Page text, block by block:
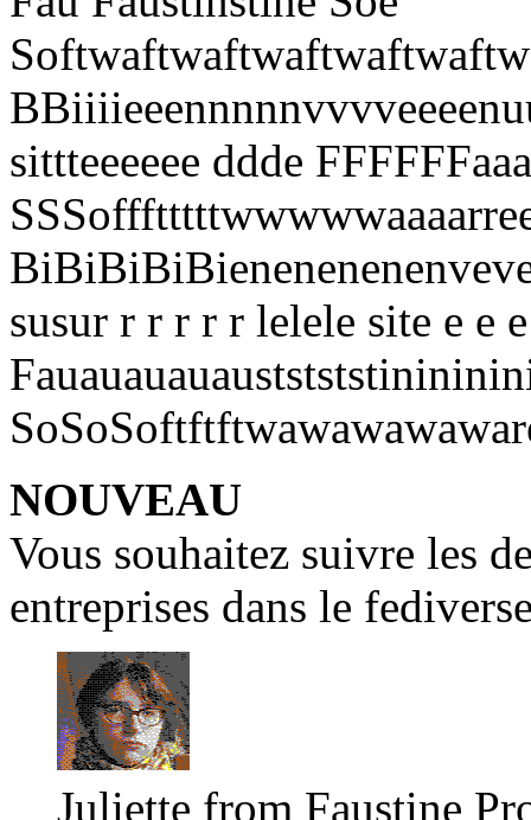
sittteeeeee ddde
susur r r r r r lelele site e e
NOUVEAU
Vous souhaitez suivre les
entreprises dans le
Juliette from Faustine